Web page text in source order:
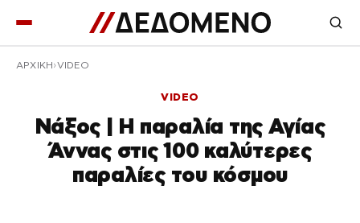
ΑΡΧΙΚΉ VIDEO
VIDEO
Νάξος | Η παραλία της Αγίας
Άννας στις 100 καλύτερες
παραλίες του κόσμου